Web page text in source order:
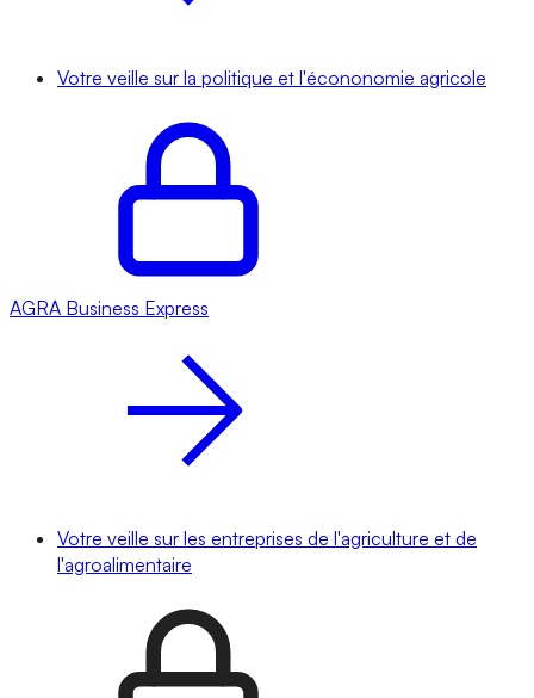
Votre veille sur la politique et l'écononomie agricole
AGRA Business Express
Votre veille sur les entreprises de l'agriculture et de
l'agroalimentaire